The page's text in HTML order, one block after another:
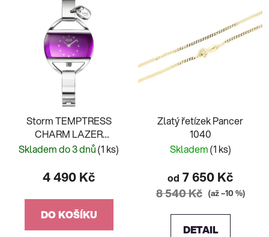
Storm TEMPTRESS
CHARM LAZER
PURPLE
Skladem do 3 dnů(1 ks)
4 490 Kč
DO KOŠÍKU
Zlatý řetízek Pancer
1040
Skladem(1 ks)
od 7 650 Kč
8 540 Kč (až –10 %)
DETAIL